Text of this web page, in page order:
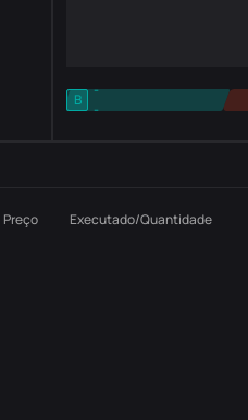
B
-
-
Preço Executado/Quantidade